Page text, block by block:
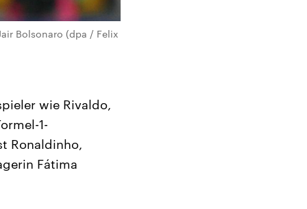
Bolsonaro (dpa / Felix
wie Rivaldo,
1-
Ronaldinho,
Fátima